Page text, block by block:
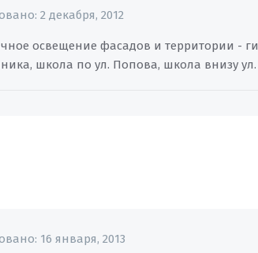
2 декабря, 2012
освещение фасадов и территории -
школа по ул. Попова, школа внизу ул.
16 января, 2013